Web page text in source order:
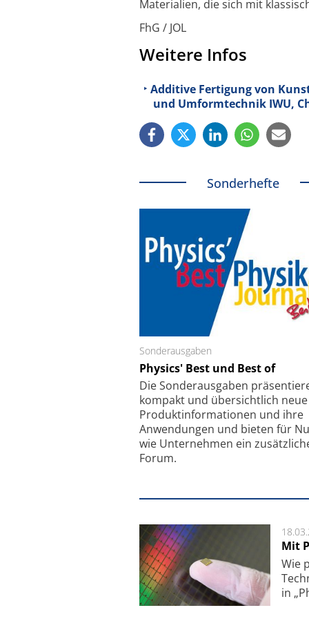
Materialien, die sich mit
FhG / JOL
Weitere Infos
Additive Fertigung von
und Umformtechnik IWU,
Sonderhefte
Sonderausgaben
Physics' Best und Best of
Die Sonder­ausgaben
kompakt und übersichtlich neue
Produkt­informationen und ihre
Anwendungen und bieten für
wie Unternehmen ein
Forum.
Faserkoppler mit
Mit
Wie
in